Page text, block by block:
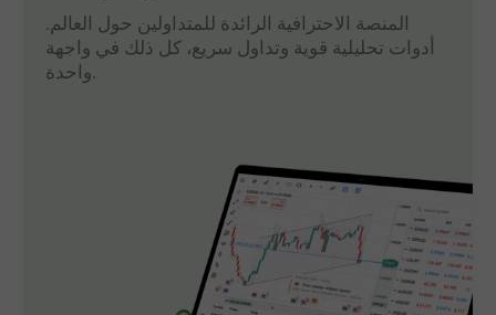
المنصة الاحترافية الرائدة للمتداولين حول العالم.
أدوات تحليلية قوية وتداول سريع، كل ذلك في واجهة
واحدة.